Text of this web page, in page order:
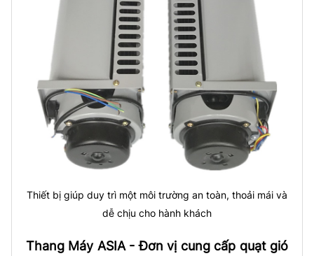
Thiết bị giúp duy trì một môi trường an toàn, thoải mái và
dễ chịu cho hành khách
Thang Máy ASIA - Đơn vị cung cấp quạt gió